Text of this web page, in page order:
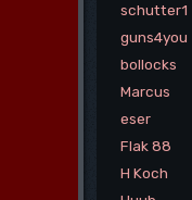
schutter1
guns4you
bollocks
Marcus
eser
Flak 88
H Koch